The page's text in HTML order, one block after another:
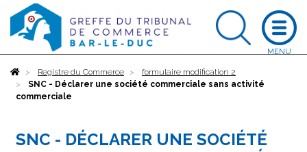
AccueilRegistre du Commerce
formulaire modification 2
SNC - Déclarer une société commerciale sans activité
commerciale
SNC - DÉCLARER UNE SOCIÉTÉ